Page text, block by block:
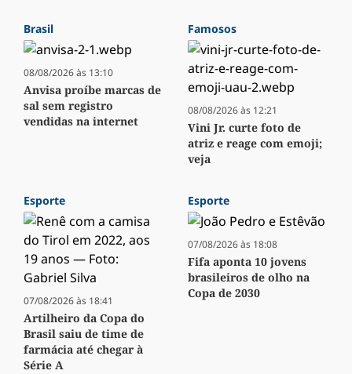
Brasil
08/08/2026 às 13:10
Anvisa proíbe marcas de
sal sem registro
vendidas na internet
Famosos
08/08/2026 às 12:21
Vini Jr. curte foto de
atriz e reage com emoji;
veja
Esporte
07/08/2026 às 18:41
Artilheiro da Copa do
Brasil saiu de time de
farmácia até chegar à
Série A
Esporte
07/08/2026 às 18:08
Fifa aponta 10 jovens
brasileiros de olho na
Copa de 2030